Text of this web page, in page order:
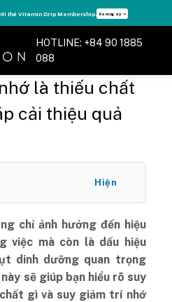
lợi độc quyền, chỉ DÀNH RIÊNG cho Member DripClub!
HOTLINE: +84 90 1885
088
là thiếu chất
cải thiệu quả
Hiện
chỉ ảnh hưởng đến hiệu
việc mà còn là dấu hiệu
dinh dưỡng quan trọng
sẽ giúp bạn hiểu rõ suy
gì và suy giảm trí nhớ